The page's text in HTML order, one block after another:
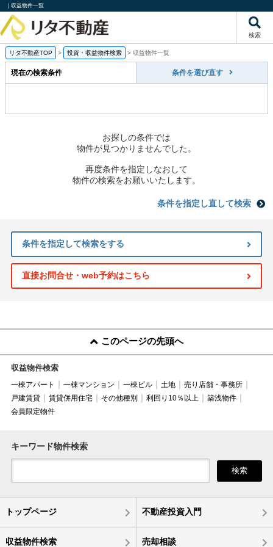
｜収益物件一覧
検索
リタ不動産TOP > 投資・収益物件検索 > 収益物件一覧
現在の検索条件 条件を選び直す
お探しの条件では
物件が見つかりませんでした。
再度条件を指定しなおして
物件の検索をお願いいたします。
条件を指定し直して検索
条件を指定して検索をする
直接お問合せ・web予約はこちら
このページの先頭へ
収益物件検索
一棟アパート 一棟マンション 一棟ビル 土地
売り店舗・事務所
戸建賃貸
賃貸併用住宅 その他種別 利回り10％以上
築浅物件
会員限定物件
キーワード物件検索
検索
トップページ 不動産投資入門
収益物件検索 売却相談